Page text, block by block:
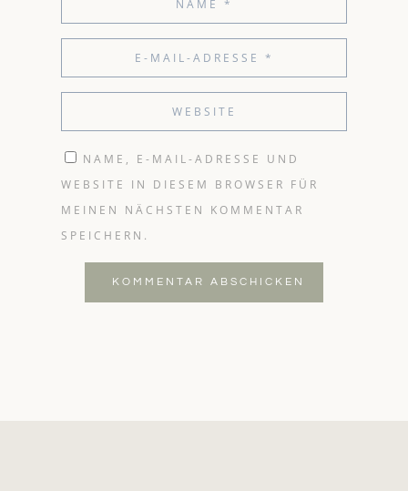
NAME, E-MAIL-ADRESSE UND
WEBSITE IN DIESEM BROWSER FÜR
MEINEN NÄCHSTEN KOMMENTAR
SPEICHERN.
KOMMENTAR ABSCHICKEN